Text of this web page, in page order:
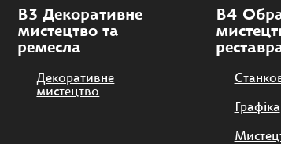
В3 Декоративне
мистецтво та
ремесла
Декоративне
мистецтво
В4
Графіка